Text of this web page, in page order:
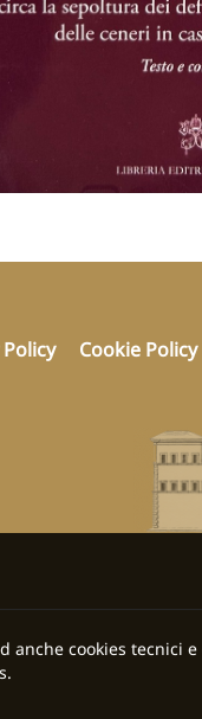
Cookie Policy
cookies tecnici